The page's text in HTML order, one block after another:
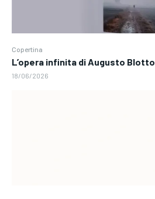
Copertina
L’opera infinita di Augusto Blotto
18/06/2026